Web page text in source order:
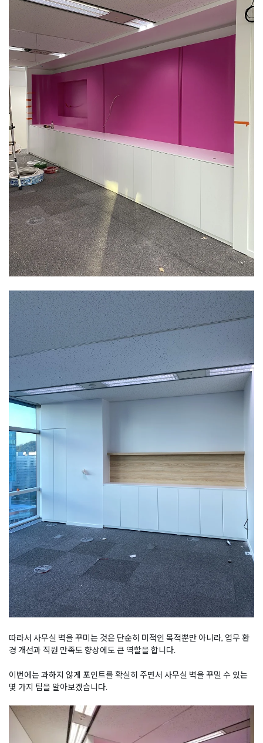
따라서 사무실 벽을 꾸미는 것은 단순히 미적인 목적뿐만 아니라, 업무 환
경 개선과 직원 만족도 향상에도 큰 역할을 합니다.
이번에는 과하지 않게 포인트를 확실히 주면서 사무실 벽을 꾸밀 수 있는
몇 가지 팁을 알아보겠습니다.